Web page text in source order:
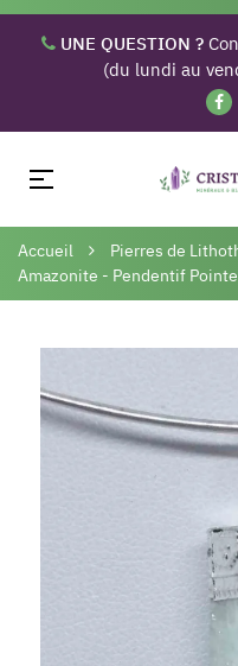
UNE QUESTION ?
(du lundi au
Basculer
navigation
☰
Accueil Pierres de
Amazonite - Pendentif Pointe